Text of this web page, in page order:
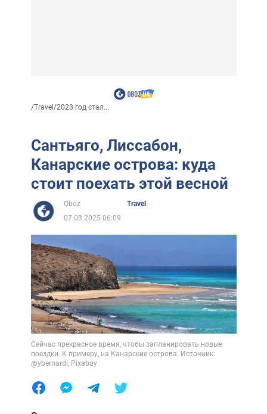
/Travel/2023 год стал...
Сантьяго, Лиссабон,
Канарские острова: куда
стоит поехать этой весной
Oboz
Travel
07.03.2025 06:09
Сейчас прекрасное время, чтобы запланировать новые
поездки. К примеру, на Канарские острова. Источник:
@ybernardi, Pixabay